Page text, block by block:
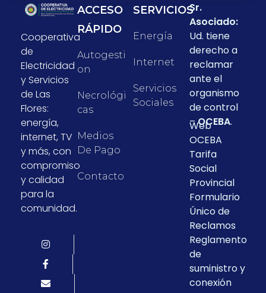
Cooperativa
de
Electricidad
y Servicios
de Las
Flores:
energía,
internet, TV
y más, con
compromiso
y calidad
para la
comunidad.
ACCESO
RÁPIDO
Autogesti
On
Necrológi
Cas
Medios
De Pago
Contacto
SERVICIOS
Energía
Internet
Servicios
Sociales
Sr.
Asociado:
Ud. tiene
derecho a
reclamar
ante el
organismo
de control
–OCEBA.
Web
OCEBA
Tarifa
Social
Provincial
Formulario
Único de
Reclamos
Reglamento
de
suministro y
conexión